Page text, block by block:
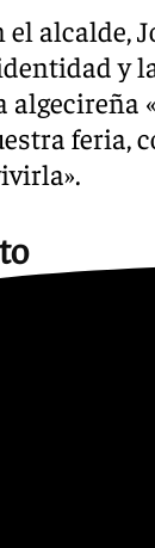
el alcalde,
concejal
comité
, Ana